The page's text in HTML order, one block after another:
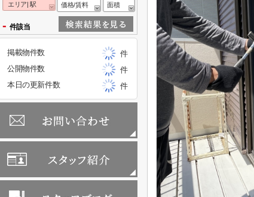
エリア| 駅 価格/賃料 面積
- 件該当
掲載物件数
件
公開物件数
件
本日の更新件数
件